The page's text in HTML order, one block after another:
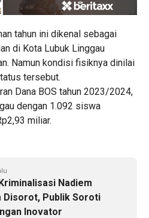
tahun ini dikenal sebagai
di Kota Lubuk Linggau
Namun kondisi fisiknya dinilai
tersebut.
Dana BOS tahun 2023/2024,
dengan 1.092 siswa
miliar.
Nadiem
Disorot, Publik Soroti
Inovator